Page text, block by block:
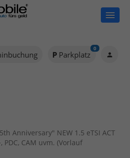
Parkplatz
0
Anniversary" NEW 1.5 eTSI ACT
PDC, CAM uvm. (Vorlauf